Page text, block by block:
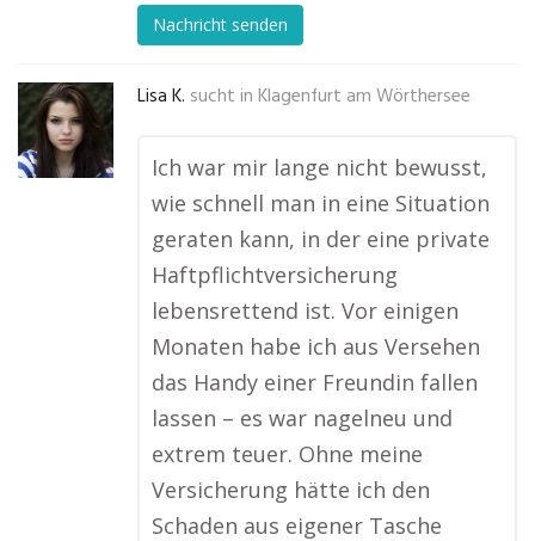
Nachricht senden
Lisa K. sucht in Klagenfurt am Wörthersee
Ich war mir lange nicht bewusst,
wie schnell man in eine Situation
geraten kann, in der eine private
Haftpflichtversicherung
lebensrettend ist. Vor einigen
Monaten habe ich aus Versehen
das Handy einer Freundin fallen
lassen – es war nagelneu und
extrem teuer. Ohne meine
Versicherung hätte ich den
Schaden aus eigener Tasche